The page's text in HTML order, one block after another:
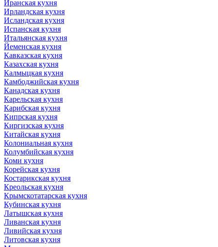
Иранская кухня
Ирландская кухня
Исландская кухня
Испанская кухня
Итальянская кухня
Йеменская кухня
Кавказская кухня
Казахская кухня
Калмыцкая кухня
Камбоджийская кухня
Канадская кухня
Карельская кухня
Карибская кухня
Кипрская кухня
Киргизская кухня
Китайская кухня
Колониальная кухня
Колумбийская кухня
Коми кухня
Корейская кухня
Костарикская кухня
Креольская кухня
Крымскотатарская кухня
Кубинская кухня
Латышская кухня
Ливанская кухня
Ливийская кухня
Литовская кухня